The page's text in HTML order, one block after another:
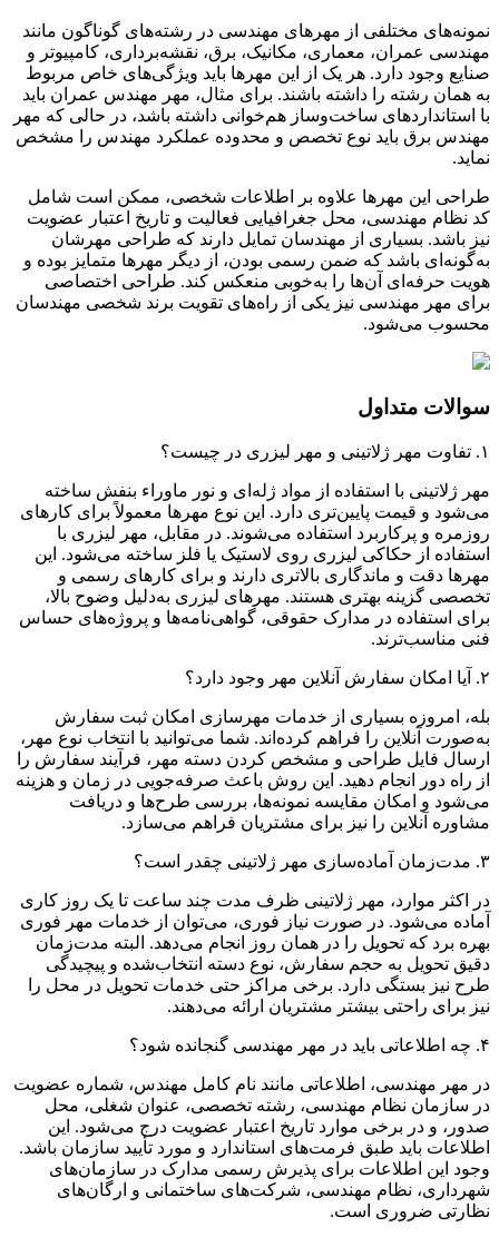
نمونه‌های مختلفی از مهرهای مهندسی در رشته‌های گوناگون مانند
مهندسی عمران، معماری، مکانیک، برق، نقشه‌برداری، کامپیوتر و
صنایع وجود دارد. هر یک از این مهرها باید ویژگی‌های خاص مربوط
به همان رشته را داشته باشند. برای مثال، مهر مهندس عمران باید
با استانداردهای ساخت‌وساز هم‌خوانی داشته باشد، در حالی که مهر
مهندس برق باید نوع تخصص و محدوده عملکرد مهندس را مشخص
نماید.
طراحی این مهرها علاوه‌ بر اطلاعات شخصی، ممکن است شامل
کد نظام مهندسی، محل جغرافیایی فعالیت و تاریخ اعتبار عضویت
نیز باشد. بسیاری از مهندسان تمایل دارند که طراحی مهرشان
به‌گونه‌ای باشد که ضمن رسمی بودن، از دیگر مهرها متمایز بوده و
هویت حرفه‌ای آن‌ها را به‌خوبی منعکس کند. طراحی اختصاصی
برای مهر مهندسی نیز یکی از راه‌های تقویت برند شخصی مهندسان
محسوب می‌شود.
سوالات متداول
۱. تفاوت مهر ژلاتینی و مهر لیزری در چیست؟
مهر ژلاتینی با استفاده از مواد ژله‌ای و نور ماوراء بنفش ساخته
می‌شود و قیمت پایین‌تری دارد. این نوع مهرها معمولاً برای کارهای
روزمره و پرکاربرد استفاده می‌شوند. در مقابل، مهر لیزری با
استفاده از حکاکی لیزری روی لاستیک یا فلز ساخته می‌شود. این
مهرها دقت و ماندگاری بالاتری دارند و برای کارهای رسمی و
تخصصی گزینه بهتری هستند. مهرهای لیزری به‌دلیل وضوح بالا،
برای استفاده در مدارک حقوقی، گواهی‌نامه‌ها و پروژه‌های حساس
فنی مناسب‌ترند.
۲. آیا امکان سفارش آنلاین مهر وجود دارد؟
بله، امروزه بسیاری از خدمات مهرسازی امکان ثبت سفارش
به‌صورت آنلاین را فراهم کرده‌اند. شما می‌توانید با انتخاب نوع مهر،
ارسال فایل طراحی و مشخص کردن دسته مهر، فرآیند سفارش را
از راه دور انجام دهید. این روش باعث صرفه‌جویی در زمان و هزینه
می‌شود و امکان مقایسه نمونه‌ها، بررسی طرح‌ها و دریافت
مشاوره آنلاین را نیز برای مشتریان فراهم می‌سازد.
۳. مدت‌زمان آماده‌سازی مهر ژلاتینی چقدر است؟
در اکثر موارد، مهر ژلاتینی ظرف مدت چند ساعت تا یک روز کاری
آماده می‌شود. در صورت نیاز فوری، می‌توان از خدمات مهر فوری
بهره برد که تحویل را در همان روز انجام می‌دهد. البته مدت‌زمان
دقیق تحویل به حجم سفارش، نوع دسته انتخاب‌شده و پیچیدگی
طرح نیز بستگی دارد. برخی مراکز حتی خدمات تحویل در محل را
نیز برای راحتی بیشتر مشتریان ارائه می‌دهند.
۴. چه اطلاعاتی باید در مهر مهندسی گنجانده شود؟
در مهر مهندسی، اطلاعاتی مانند نام کامل مهندس، شماره عضویت
در سازمان نظام مهندسی، رشته تخصصی، عنوان شغلی، محل
صدور، و در برخی موارد تاریخ اعتبار عضویت درج می‌شود. این
اطلاعات باید طبق فرمت‌های استاندارد و مورد تأیید سازمان باشد.
وجود این اطلاعات برای پذیرش رسمی مدارک در سازمان‌های
شهرداری، نظام مهندسی، شرکت‌های ساختمانی و ارگان‌های
نظارتی ضروری است.